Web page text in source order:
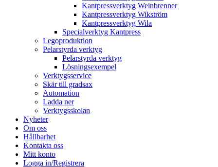
Kantpressverktyg Weinbrenner
Kantpressverktyg Wikström
Kantpressverktyg Wila
Specialverktyg Kantpress
Legoproduktion
Pelarstyrda verktyg
Pelarstyrda verktyg
Lösningsexempel
Verktygsservice
Skär till gradsax
Automation
Ladda ner
Verktygsskolan
Nyheter
Om oss
Hållbarhet
Kontakta oss
Mitt konto
Logga in/Registrera